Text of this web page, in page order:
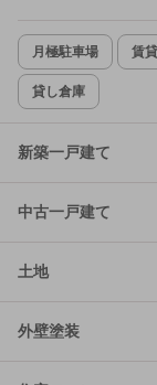
月極駐車場 賃
貸し倉庫
新築一戸建て
中古一戸建て
土地
外壁塗装